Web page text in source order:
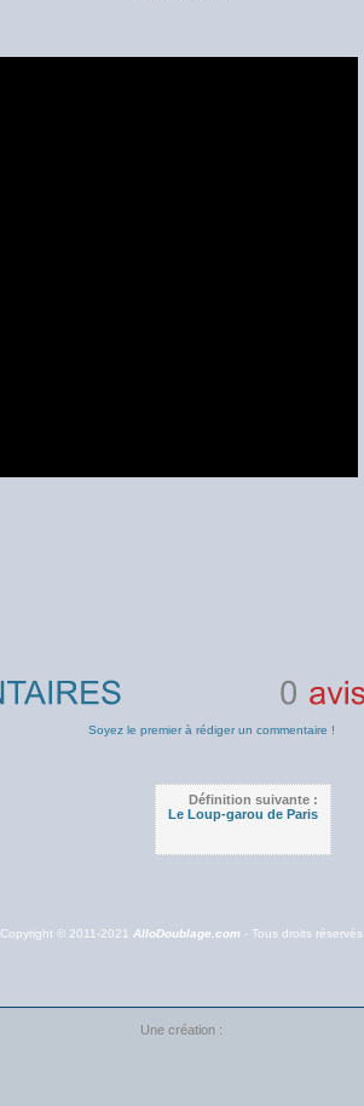
Soyez le premier à rédiger un commentaire !
Définition suivante :
Le Loup-garou de Paris
Copyright © 2011-2021 AlloDoublage.com - Tous droits réservés
Une création :